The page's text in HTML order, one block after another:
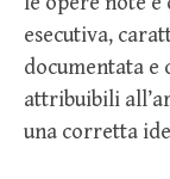
esecutiva,
documentata
attribuibili
una corretta